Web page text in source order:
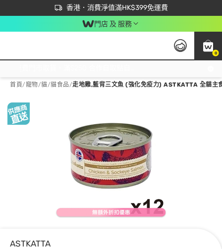
香港．消費淨值滿HK$399免運費
立即成為易賞錢會員盡享獨家優惠
首次APP下單買滿$450 輸入 NEWAPP 即減$50
門店 及 服務
0
首頁/寵物/貓/貓食品/走地雞,藍背三文魚 (強化免疫力) ASTKATTA 全貓主
ASTKATTA